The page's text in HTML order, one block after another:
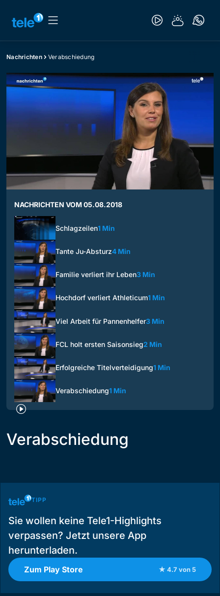
Nachrichten Verabschiedung
NACHRICHTEN VOM 05.08.2018
Schlagzeilen1 Min
Tante Ju-Absturz4 Min
Familie verliert ihr Leben3 Min
Hochdorf verliert Athleticum1 Min
Viel Arbeit für Pannenhelfer3 Min
FCL holt ersten Saisonsieg2 Min
Erfolgreiche Titelverteidigung1 Min
Verabschiedung1 Min
Verabschiedung
TIPP
Sie wollen keine Tele1-Highlights
verpassen? Jetzt unsere App
herunterladen.
Zum Play Store ★ 4.7 von 5